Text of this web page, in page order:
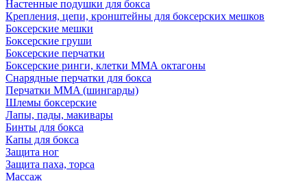
Настенные подушки для бокса
Крепления, цепи, кронштейны для боксерских мешков
Боксерские мешки
Боксерские груши
Боксерские перчатки
Боксерские ринги, клетки ММА октагоны
Снарядные перчатки для бокса
Перчатки MMA (шингарды)
Шлемы боксерские
Лапы, пады, макивары
Бинты для бокса
Капы для бокса
Защита ног
Защита паха, торса
Массаж